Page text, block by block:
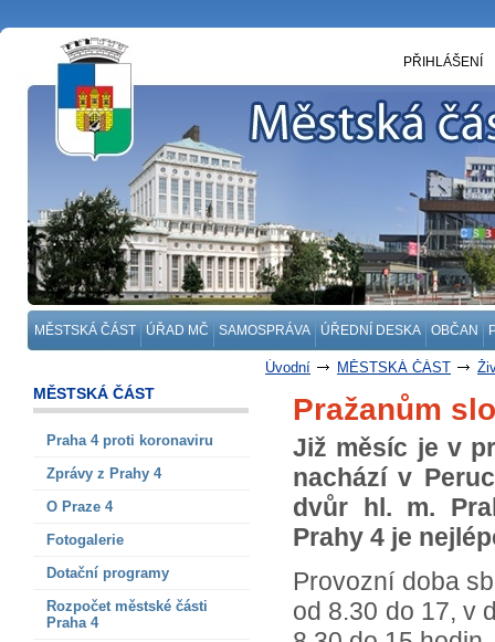
MĚSTSKÁ ČÁST ÚŘAD MČ SAMOSPRÁVA ÚŘEDNÍ DESKA OBČAN
PŘIHLÁŠENÍ
Úvodní MĚSTSKÁ ČÁST
MĚSTSKÁ ČÁST
Praha 4 proti koronaviru
Zprávy z Prahy 4
O Praze 4
Fotogalerie
Dotační programy
Rozpočet městské části
Praha 4
Pražanům
Již měsíc je v
nachází v
dvůr hl. m.
Prahy 4 je
Provozní doba
od 8.30 do 17, v